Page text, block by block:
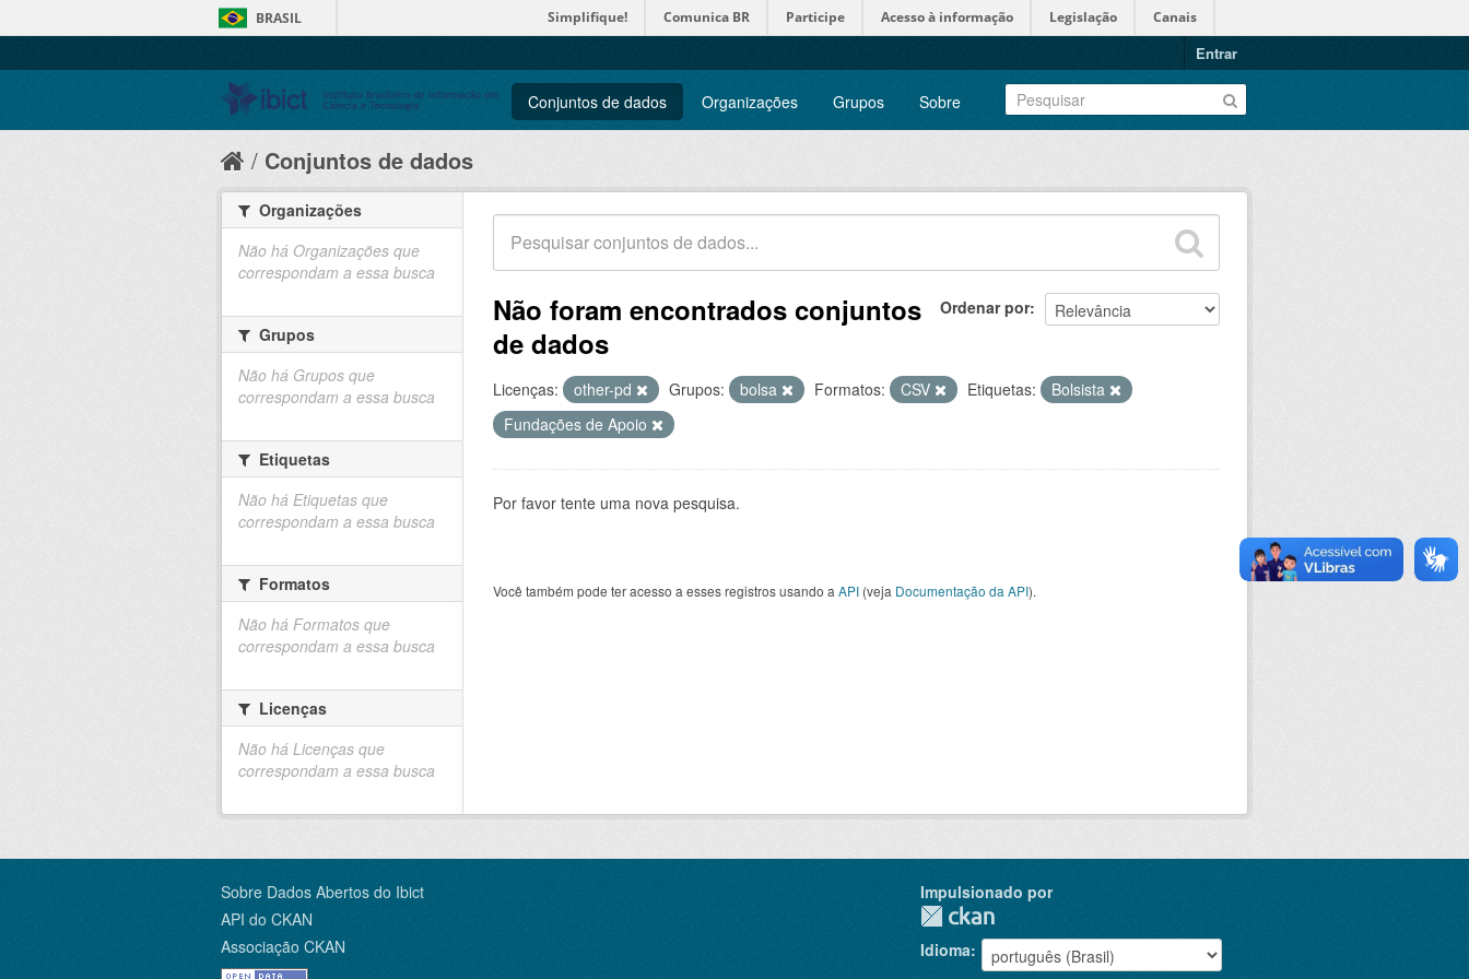
BRASIL Simplifique! Comunica BR Participe Acesso à informação Legislação Canais
Entrar
Conjuntos de dados Organizações Grupos Sobre
Conjuntos de dados
Ordenar por
Não foram encontrados conjuntos
de dados
Licenças: other-pd Grupos: bolsa Formatos: CSV Etiquetas:
Bolsista
Fundações de Apoio
Por favor tente uma nova pesquisa.
Você também pode ter acesso a esses registros usando a API (veja Documentação da API).
Organizações
Não há Organizações que
correspondam a essa busca
Grupos
Não há Grupos que
correspondam a essa busca
Etiquetas
Não há Etiquetas que
correspondam a essa busca
Formatos
Não há Formatos que
correspondam a essa busca
Licenças
Não há Licenças que
correspondam a essa busca
Sobre Dados Abertos do Ibict
API do CKAN
Associação CKAN
Impulsionado por
Idioma